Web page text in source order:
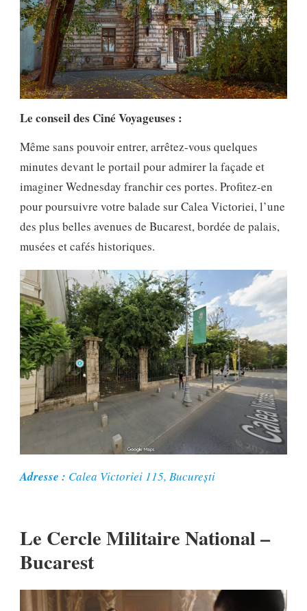
Le conseil des Ciné Voyageuses :
Même sans pouvoir entrer, arrêtez-vous quelques
minutes devant le portail pour admirer la façade et
imaginer Wednesday franchir ces portes. Profitez-en
pour poursuivre votre balade sur Calea Victoriei, l’une
des plus belles avenues de Bucarest, bordée de palais,
musées et cafés historiques.
Adresse : Calea Victoriei 115, București
Le Cercle Militaire National–
Bucarest